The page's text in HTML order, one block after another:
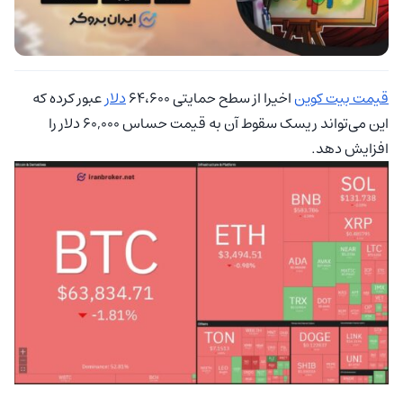
قیمت بیت کویناخیرا از سطح حمایتی ۶۴،۶۰۰ دلارعبور کرده که
این می‌تواند ریسک سقوط آن به قیمت حساس ۶۰,۰۰۰ دلار را
افزایش دهد.